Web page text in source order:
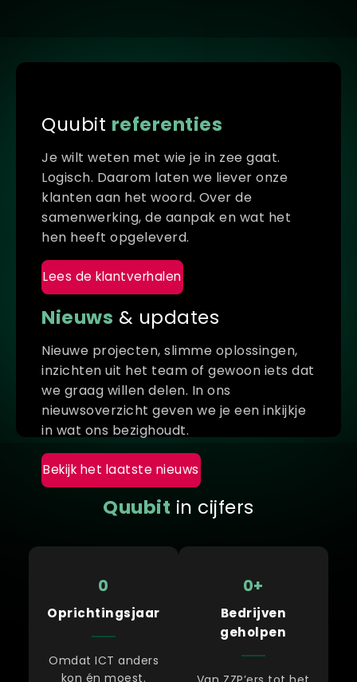
Quubit referenties
Je wilt weten met wie je in zee gaat.
Logisch. Daarom laten we liever onze
klanten aan het woord. Over de
samenwerking, de aanpak en wat het
hen heeft opgeleverd.
Lees de klantverhalen
Nieuws & updates
Nieuwe projecten, slimme oplossingen,
inzichten uit het team of gewoon iets dat
we graag willen delen. In ons
nieuwsoverzicht geven we je een inkijkje
in wat ons bezighoudt.
Bekijk het laatste nieuws
DVEN &
Quubit:
Samenwerken
aan een IT-
omgeving die
gewoon werkt
Lees meer
Dit zijn wij. Dit
is Quubit!
Lees meer
Quubit in cijfers
0
Oprichtingsjaar
Omdat ICT anders
kon én moest.
0+
Bedrijven
geholpen